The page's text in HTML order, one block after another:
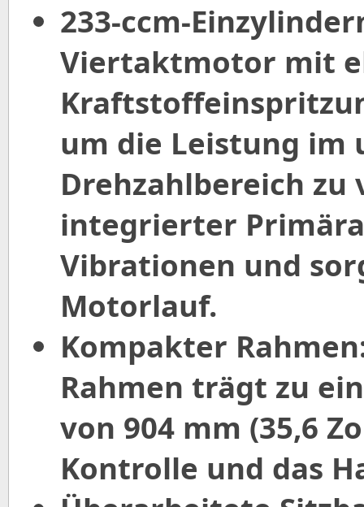
233-ccm-
Viertaktmotor mit
um die Leistung
Drehzahlbereich zu
integrierter
Vibrationen und
Motorlauf.
Kompakter
Rahmen trägt zu
von 904 mm (35,6
Kontrolle und das